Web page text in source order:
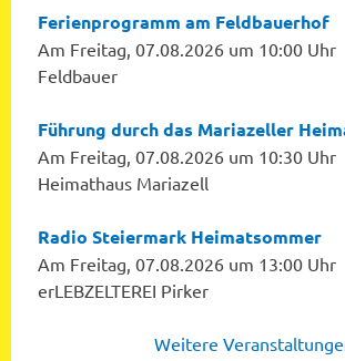
Ferienprogramm am Feldbauerhof
Am Freitag, 07.08.2026 um 10:00 Uhr
Feldbauer
Führung durch das Mariazeller
Am Freitag, 07.08.2026 um 10:30 Uhr
Heimathaus Mariazell
Radio Steiermark Heimatsommer
Am Freitag, 07.08.2026 um 13:00 Uhr
erLEBZELTEREI Pirker
Weitere